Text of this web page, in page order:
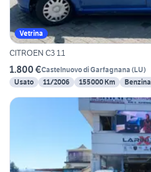
Vetrina
CITROEN C3 1.1
1.800 €Castelnuovo di Garfagnana (LU)
Usato
11/2006 155000 Km Benzina